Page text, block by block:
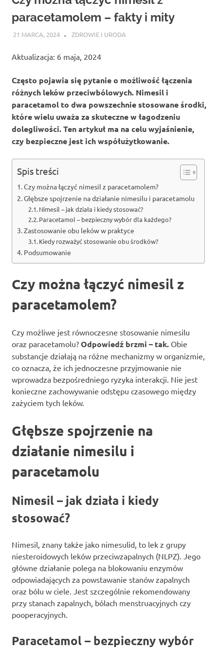
paracetamolem – fakty i mity
21 MARCA, 2024 ATROX
ZDROWIE I URODA
Aktualizacja: 6 maja, 2024
Często pojawia się pytanie o możliwość łączenia
różnych leków przeciwbólowych. Nimesil i
paracetamol to dwa powszechnie stosowane środki,
które wielu uważa za skuteczne w łagodzeniu
dolegliwości. Ten artykuł ma na celu wyjaśnienie,
czy bezpieczne jest ich współużytkowanie.
Spis treści
Czy można łączyć nimesil z paracetamolem?
Głębsze spojrzenie na działanie nimesilu i paracetamolu
Nimesil – jak działa i kiedy stosować?
Paracetamol – bezpieczny wybór dla każdego?
Zastosowanie obu leków w praktyce
Kiedy rozważyć stosowanie obu środków?
Podsumowanie
Czy można łączyć nimesil z
paracetamolem?
Czy możliwe jest równoczesne stosowanie nimesilu
oraz paracetamolu? Odpowiedź brzmi – tak. Obie
substancje działają na różne mechanizmy w organizmie,
co oznacza, że ich jednoczesne przyjmowanie nie
wprowadza bezpośredniego ryzyka interakcji. Nie jest
konieczne zachowywanie odstępu czasowego między
zażyciem tych leków.
Głębsze spojrzenie na
działanie nimesilu i
paracetamolu
Nimesil – jak działa i kiedy
stosować?
Nimesil, znany także jako nimesulid, to lek z grupy
niesteroidowych leków przeciwzapalnych (NLPZ). Jego
główne działanie polega na blokowaniu enzymów
odpowiadających za powstawanie stanów zapalnych
oraz bólu w ciele. Jest szczególnie rekomendowany
przy stanach zapalnych, bólach menstruacyjnych czy
pooperacyjnych.
Paracetamol – bezpieczny wybór